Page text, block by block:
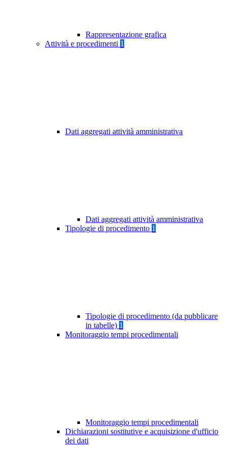
Rappresentazione grafica
Attività e procedimenti 1
Dati aggregati attività amministrativa
Dati aggregati attività amministrativa
Tipologie di procedimento 1
Tipologie di procedimento (da pubblicare
in tabelle) 1
Monitoraggio tempi procedimentali
Monitoraggio tempi procedimentali
Dichiarazioni sostitutive e acquisizione d'ufficio
dei dati